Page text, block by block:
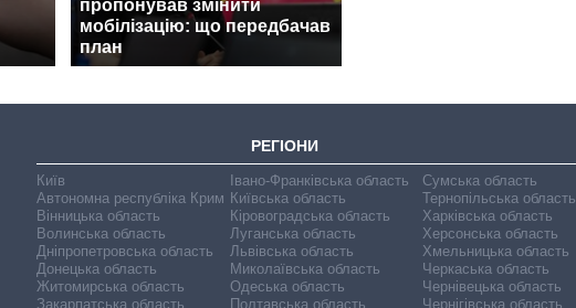
пропонував змінити
мобілізацію: що передбачав
план
РЕГІОНИ
Київ
Автономна республіка Крим
Вінницька область
Волинська область
Дніпропетровська область
Донецька область
Житомирська область
Закарпатська область
Івано-Франківська область
Київська область
Кіровоградська область
Луганська область
Львівська область
Миколаївська область
Одеська область
Полтавська область
Сумська область
Тернопільська область
Харківська область
Херсонська область
Хмельницька область
Черкаська область
Чернівецька область
Чернігівська область